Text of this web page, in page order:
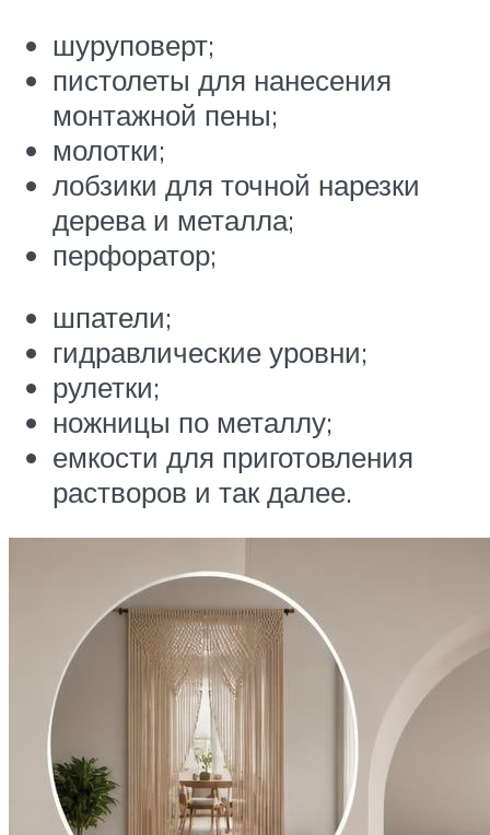
шуруповерт;
пистолеты для нанесения
монтажной пены;
молотки;
лобзики для точной нарезки
дерева и металла;
перфоратор;
шпатели;
гидравлические уровни;
рулетки;
ножницы по металлу;
емкости для приготовления
растворов и так далее.